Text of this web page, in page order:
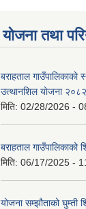
योजना तथा
बराहताल गाउँपालिकाकाे
उत्थानशिल याेजना २०८२
मिति: 02/28/2026 -
बराहताल गाउँपालिकाको
मिति: 06/17/2025 -
योजना सम्झौताको घुम्ती